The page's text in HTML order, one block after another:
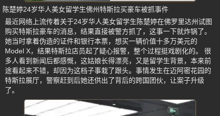
陈楚婷24岁华人美女留学生佛州特斯拉买豪车被抓事件
最近网络上流传着关于24岁华人美女留学生陈楚婷在佛罗里达州试图
购买特斯拉豪车的消息，结果直接被警方抓了，这事一下就炸锅了。
她当时拿着伪造的证件和银行本票，想买一辆价值十多万美元的
Model X，结果特斯拉店员起了疑心报警，整个过程挺戏剧化的。 很
多人看到新闻后都感慨，这姑娘长得漂亮，又是留学生背景，本来前
途看起来不错，却因为这档子事栽了跟头。事情发生在迈阿密花园的
特斯拉展厅，警察赶到后她还供出了背后的跨国团伙，让案子升级
了。